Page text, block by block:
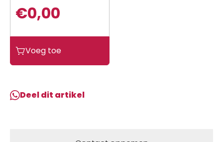
€0,00
SCO
Shirt
Endurance
10
Voeg toe
Deel dit artikel